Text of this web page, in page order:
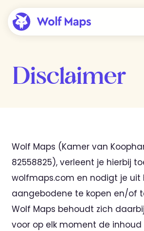
Disclaimer
Wolf Maps (Kamer van
82558825), verleent je hierbij
wolfmaps.com en nodigt je uit
aangebodene te kopen en/of
Wolf Maps behoudt zich
voor op elk moment de